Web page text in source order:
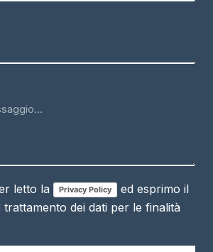
letto la Privacy Policy
ed esprimo il
dei dati per le finalità